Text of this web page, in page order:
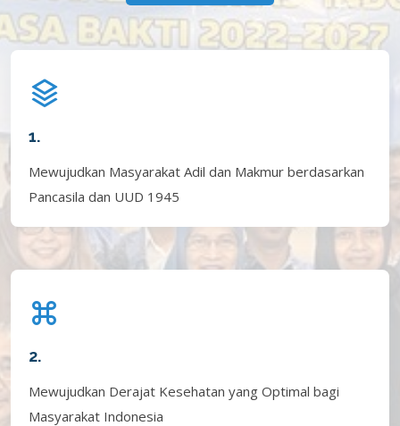
1.
Mewujudkan Masyarakat Adil dan Makmur berdasarkan
Pancasila dan UUD 1945
2.
Mewujudkan Derajat Kesehatan yang Optimal bagi
Masyarakat Indonesia